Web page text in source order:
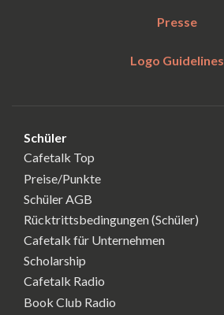
Presse
Logo Guidelines
Schüler
Cafetalk Top
Preise/Punkte
Schüler AGB
Rücktrittsbedingungen (Schüler)
Cafetalk für Unternehmen
Scholarship
Cafetalk Radio
Book Club Radio